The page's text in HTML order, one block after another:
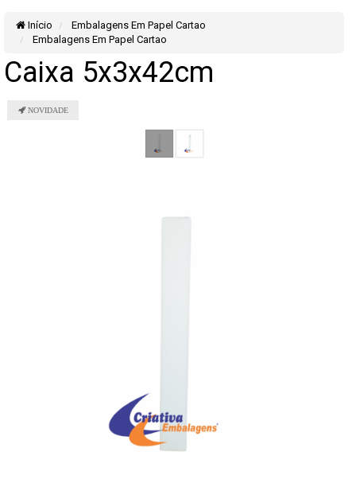
Início
Embalagens Em Papel Cartao
Embalagens Em Papel Cartao
Caixa 5x3x42cm